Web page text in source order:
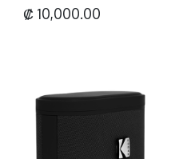
₡ 10,000.00